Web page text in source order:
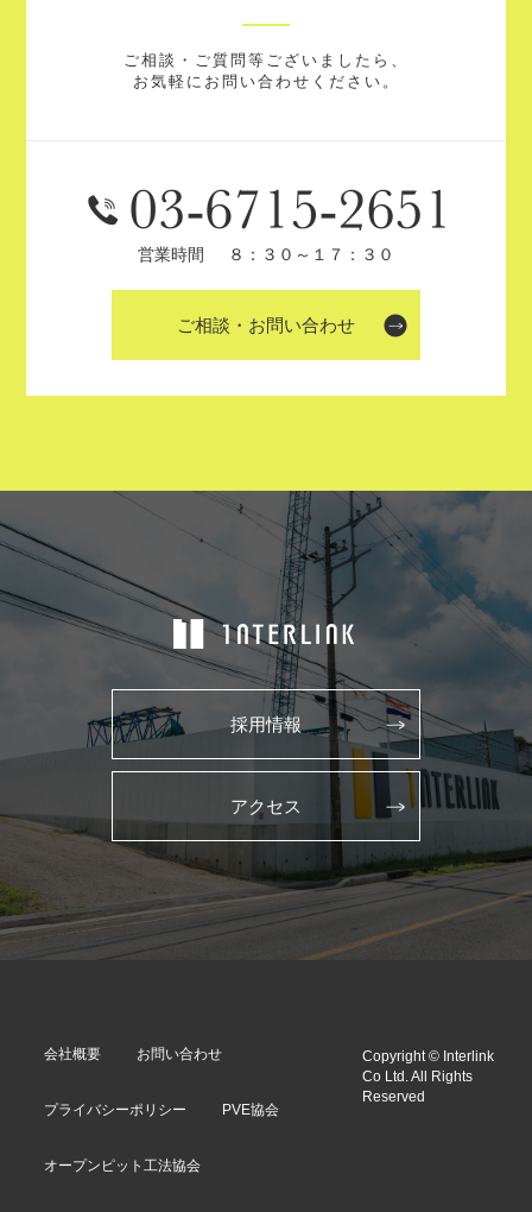
ご相談・ご質問等ございましたら、
お気軽にお問い合わせください。
営業時間 ８：３０～１７：３０
ご相談・お問い合わせ
採用情報
アクセス
会社概要 お問い合わせ
プライバシーポリシー PVE協会
オープンピット工法協会
Copyright © Interlink
Co Ltd. All Rights
Reserved